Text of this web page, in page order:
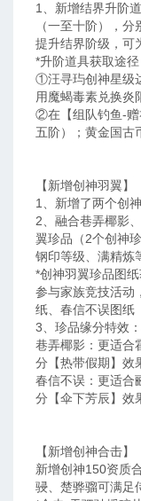
1、新增结界升阶
（一至十阶），
提升结界阶级，可
*升阶道具获取途径
①汪寻玙创神星级
用魔蝎毒素兑换炎
②在【组队钓鱼-赠
五阶）；黄金国古
【新增创神羽翼】
1、新增了两个创
2、融合巷弄椰影
翼珍品（2个创神
钢印等级、满精炼
*创神羽翼珍品图纸
参与家族竞技活动
纸、春信不误图纸
3、珍品缘分特效：
巷弄椰影：更适合
分【热带假期】效
春信不误：更适合
分【伞下芳辰】效
【新增创神合击】
新增创神150资质
骎、楚骅骝可满足